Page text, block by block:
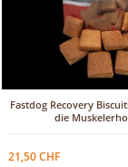
Fastdog Recovery
die
21,50 CHF